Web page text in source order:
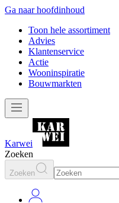
Ga naar hoofdinhoud
Toon hele assortiment
Advies
Klantenservice
Actie
Wooninspiratie
Bouwmarkten
Karwei
Zoeken
Zoeken